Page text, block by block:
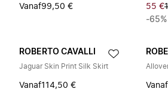
Vanaf99,50 € 55 €
-65%
ROBERTO CAVALLI
Jaguar Skin Print Silk Skirt
Vanaf114,50 € Vanaf